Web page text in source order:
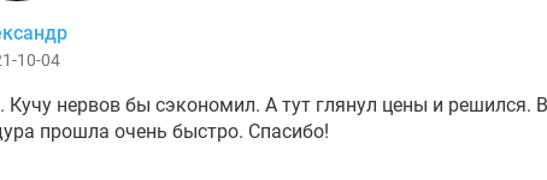
10-04
нервов бы сэкономил. А тут глянул цены и решился.
прошла очень быстро. Спасибо!